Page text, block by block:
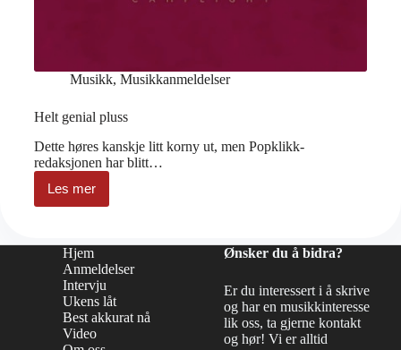
Musikk, Musikkanmeldelser
Helt genial pluss
Dette høres kanskje litt korny ut, men Popklikk-
redaksjonen har blitt…
Les mer
Helt
genial
Hjem
Anmeldelser
Intervju
Ukens låt
Best akkurat nå
Video
Ønsker du å bidra?
Er du interessert i å skrive
og har en musikkinteresse
lik oss, ta gjerne kontakt
og hør! Vi er alltid